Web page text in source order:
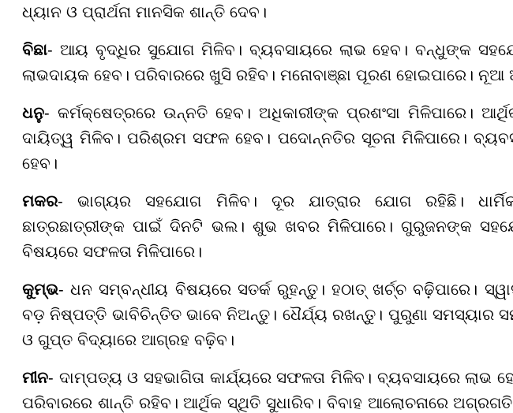
ଧ୍ୟାନ ଓ ପ୍ରାର୍ଥନା ମାନସିକ ଶାନ୍ତି ଦେବ।
ବିଛା- ଆୟ ବୃଦ୍ଧିର ସୁଯୋଗ ମିଳିବ। ବ୍ୟବସାୟରେ ଲାଭ ହେବ। ବନ୍ଧୁଙ୍କ
ଲାଭଦାୟକ ହେବ। ପରିବାରରେ ଖୁସି ରହିବ। ମନୋବାଞ୍ଛା ପୂରଣ ହୋଇପାରେ। ନୂଆ
ଧନୁ- କର୍ମକ୍ଷେତ୍ରରେ ଉନ୍ନତି ହେବ। ଅଧିକାରୀଙ୍କ ପ୍ରଶଂସା ମିଳିପାରେ।
ଦାୟିତ୍ୱ ମିଳିବ। ପରିଶ୍ରମ ସଫଳ ହେବ। ପଦୋନ୍ନତିର ସୂଚନା ମିଳିପାରେ।
ହେବ।
ମକର- ଭାଗ୍ୟର ସହଯୋଗ ମିଳିବ। ଦୂର ଯାତ୍ରାର ଯୋଗ ରହିଛି।
ଛାତ୍ରଛାତ୍ରୀଙ୍କ ପାଇଁ ଦିନଟି ଭଲ। ଶୁଭ ଖବର ମିଳିପାରେ। ଗୁରୁଜନଙ୍କ
ବିଷୟରେ ସଫଳତା ମିଳିପାରେ।
କୁମ୍ଭ- ଧନ ସମ୍ବନ୍ଧୀୟ ବିଷୟରେ ସତର୍କ ରୁହନ୍ତୁ। ହଠାତ୍ ଖର୍ଚ୍ଚ ବଢ଼ିପାରେ।
ବଡ଼ ନିଷ୍ପତ୍ତି ଭାବିଚିନ୍ତିତ ଭାବେ ନିଅନ୍ତୁ। ଧୈର୍ଯ୍ୟ ରଖନ୍ତୁ। ପୁରୁଣା ସମସ୍ୟାର
ଓ ଗୁପ୍ତ ବିଦ୍ୟାରେ ଆଗ୍ରହ ବଢ଼ିବ।
ମୀନ- ଦାମ୍ପତ୍ୟ ଓ ସହଭାଗିତା କାର୍ଯ୍ୟରେ ସଫଳତା ମିଳିବ। ବ୍ୟବସାୟରେ ଲାଭ
ପରିବାରରେ ଶାନ୍ତି ରହିବ। ଆର୍ଥିକ ସ୍ଥିତି ସୁଧାରିବ। ବିବାହ ଆଲୋଚନାରେ